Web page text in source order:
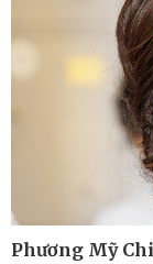
Phương Mỹ